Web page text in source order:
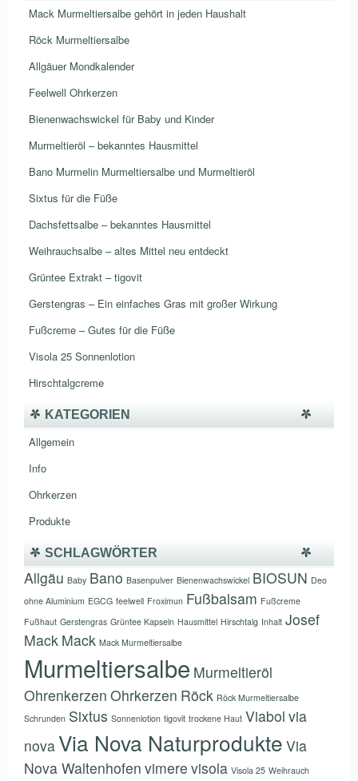
Mack Murmeltiersalbe gehört in jeden Haushalt
Röck Murmeltiersalbe
Allgäuer Mondkalender
Feelwell Ohrkerzen
Bienenwachswickel für Baby und Kinder
Murmeltieröl – bekanntes Hausmittel
Bano Murmelin Murmeltiersalbe und Murmeltieröl
Sixtus für die Füße
Dachsfettsalbe – bekanntes Hausmittel
Weihrauchsalbe – altes Mittel neu entdeckt
Grüntee Extrakt – tigovit
Gerstengras – Ein einfaches Gras mit großer Wirkung
Fußcreme – Gutes für die Füße
Visola 25 Sonnenlotion
Hirschtalgcreme
KATEGORIEN
Allgemein
Info
Ohrkerzen
Produkte
SCHLAGWÖRTER
Allgäu Baby Bano Basenpulver Bienenwachswickel BIOSUN Deo
ohne Aluminium EGCG feelwell Froximun Fußbalsam Fußcreme
Fußhaut Gerstengras Grüntee Kapseln Hausmittel Hirschtalg Inhalt Josef
Mack Mack Mack Murmeltiersalbe
Murmeltiersalbe Murmeltieröl
Ohrenkerzen Ohrkerzen Röck Röck Murmeltiersalbe
Schrunden Sixtus Sonnenlotion tigovit trockene Haut Viabol via
nova Via Nova Naturprodukte Via
Nova Waltenhofen vimere visola Visola 25 Weihrauch